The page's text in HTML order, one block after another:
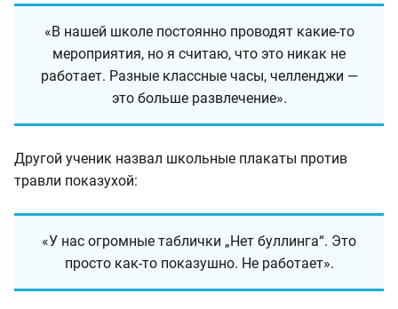
«В нашей школе постоянно проводят какие-то
мероприятия, но я считаю, что это никак не
работает. Разные классные часы, челленджи —
это больше развлечение».
Другой ученик назвал школьные плакаты против
травли показухой:
«У нас огромные таблички „Нет буллинга“. Это
просто как-то показушно. Не работает».